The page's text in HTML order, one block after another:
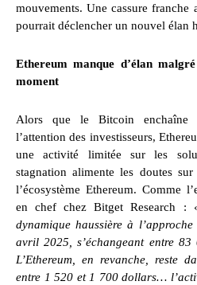
mouvements. Une cassure franche
pourrait déclencher un nouvel élan
Ethereum manque d’élan
moment
Alors que le Bitcoin enchaîne
l’attention des investisseurs,
une activité limitée sur les
stagnation alimente les doutes
l’écosystème Ethereum. Comme
en chef chez Bitget Research :
dynamique haussière à
avril 2025, s’échangeant entre
L’Ethereum, en revanche, reste
entre 1 520 et 1 700 dollars…